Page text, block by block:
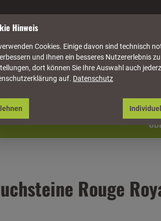
GARTENAUSSTATTUNG HÄUSER
Rouge
Hinweis
Cookies. Einige davon sind technisch
und Ihnen ein besseres Nutzererlebnis
dort können Sie Ihre Auswahl auch
auf. Datenschutz